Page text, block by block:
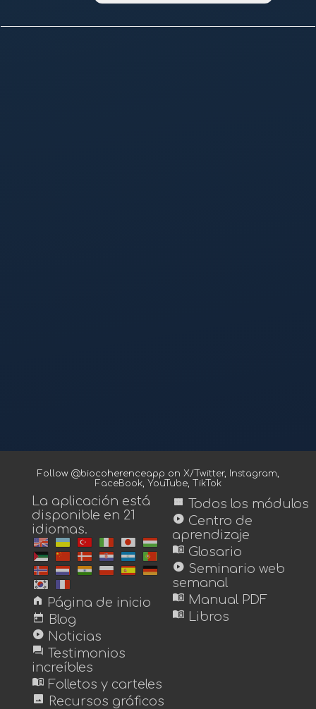
Follow @biocoherenceapp on X/Twitter, Instagram,
FaceBook, YouTube, TikTok
La aplicación está
disponible en 21
idiomas.
home Página de inicio
today Blog
play_circle Noticias
forum Testimonios
increíbles
menu_book Folletos y carteles
image Recursos gráficos
view_module Todos los módulos
play_circle Centro de
aprendizaje
menu_book Glosario
play_circle Seminario web
semanal
menu_book Manual PDF
menu_book Libros